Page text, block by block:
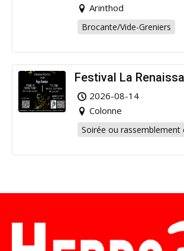
Arinthod
Brocante/Vide-Greniers
Festival La
2026-08-14
Colonne
Soirée ou rassemblement